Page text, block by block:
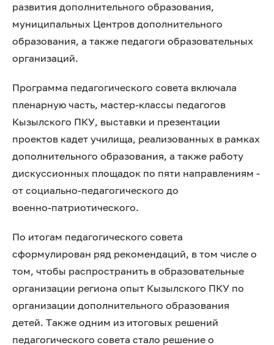
развития дополнительного образования,
муниципальных Центров дополнительного
образования, а также педагоги образовательных
организаций.
Программа педагогического совета включала
пленарную часть, мастер‑классы педагогов
Кызылского ПКУ, выставки и презентации
проектов кадет училища, реализованных в рамках
дополнительного образования, а также работу
дискуссионных площадок по пяти направлениям -
от социально‑педагогического до
военно‑патриотического.
По итогам педагогического совета
сформулирован ряд рекомендаций, в том числе о
том, чтобы распространить в образовательные
организации региона опыт Кызылского ПКУ по
организации дополнительного образования
детей. Также одним из итоговых решений
педагогического совета стало решение о